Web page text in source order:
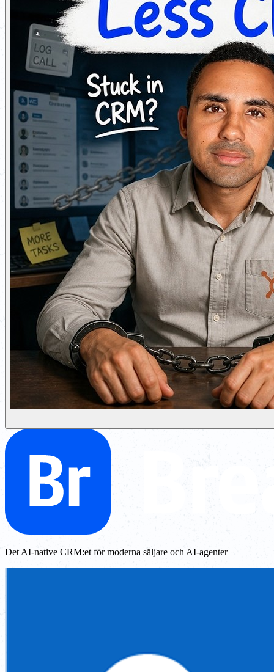
Det AI-native CRM:et för moderna säljare och AI-agenter